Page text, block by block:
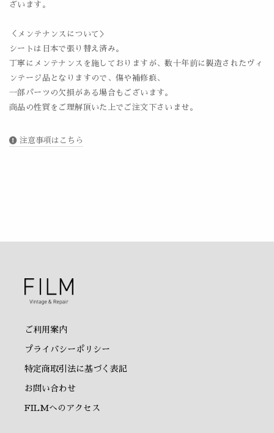
ざいます。
＜メンテナンスについて＞
シートは日本で張り替え済み。
丁寧にメンテナンスを施しておりますが、数十年前に製造されたヴィ
ンテージ品となりますので、傷や補修痕、
一部パーツの欠損がある場合もございます。
商品の性質をご理解頂いた上でご注文下さいませ。
注意事項はこちら
ご利用案内
プライバシーポリシー
特定商取引法に基づく表記
お問い合わせ
FILMへのアクセス